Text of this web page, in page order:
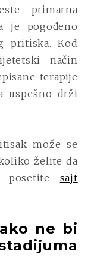
primarna
je pogođeno
pritiska. Kod
način
terapije
uspešno drži
može se
želite da
posetite sajt
ne bi